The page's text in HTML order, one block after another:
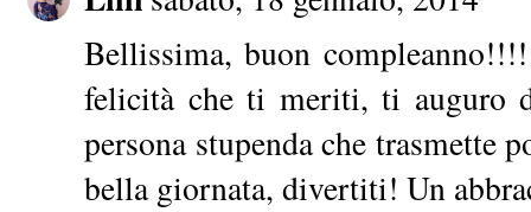
Bellissima, buon
felicità che ti meriti, ti auguro
persona stupenda che trasmette
bella giornata, divertiti! Un